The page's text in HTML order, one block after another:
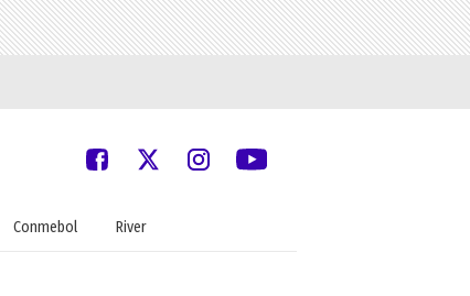
Conmebol River